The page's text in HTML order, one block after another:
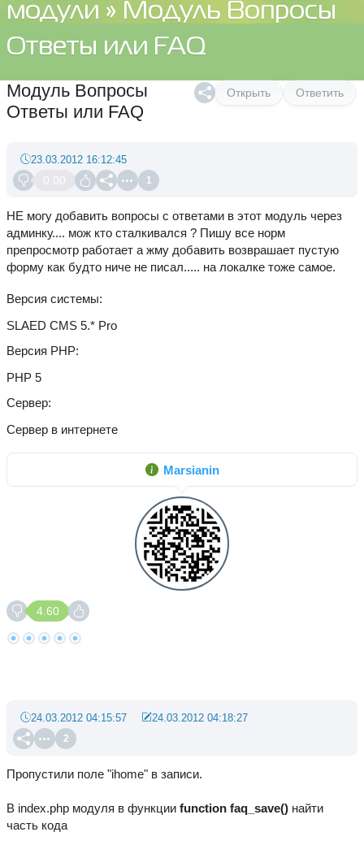
модули » Модуль Вопросы
Ответы или FAQ
Открыть Ответить
Модуль Вопросы
Ответы или FAQ
0.00 1
23.03.2012 16:12:45
НЕ могу добавить вопросы с ответами в этот модуль через
админку.... мож кто сталкивался ? Пишу все норм
препросмотр работает а жму добавить возврашает пустую
форму как будто ниче не писал..... на локалке тоже самое.
Версия системы
SLAED CMS 5.* Pro
Версия PHP
PHP 5
Сервер
Сервер в интернете
Marsianin
4.60
2
24.03.2012 04:15:57 24.03.2012 04:18:27
Пропустили поле "ihome" в записи.
В index.php модуля в функции function faq_save() найти
часть кода